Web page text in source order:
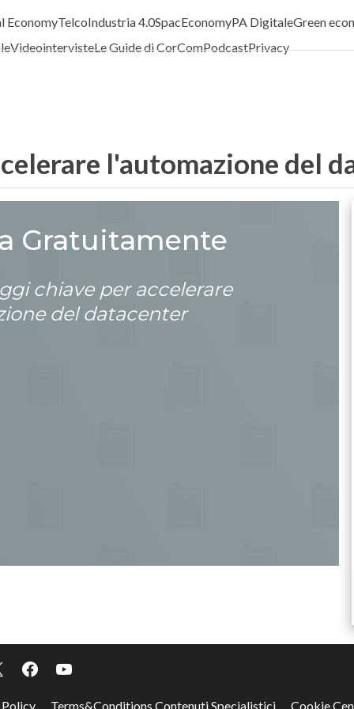
EconomyTelcoIndustria 4.0SpacEconomyPA DigitaleGreen
VideointervisteLe Guide di CorComPodcastPrivacy
l'automazione del
Gratuitamente
chiave per accelerare
del datacenter
Terms&Conditions Contenuti Specialistici Cookie